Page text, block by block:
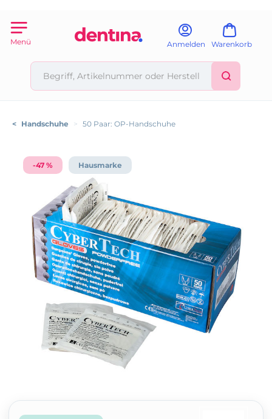
Menü Anmelden Warenkorb
< Handschuhe > 50 Paar: OP-Handschuhe
-47 % Hausmarke